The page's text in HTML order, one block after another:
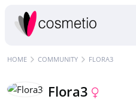
HOME COMMUNITY FLORA3
Flora3